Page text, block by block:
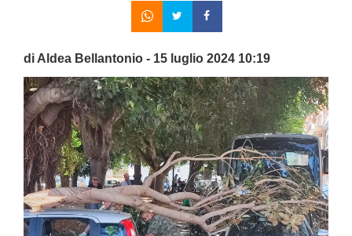
di Aldea Bellantonio - 15 luglio 2024 10:19